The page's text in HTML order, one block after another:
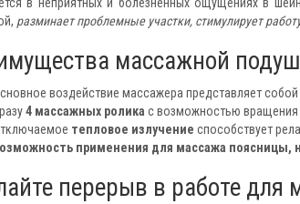
разминает проблемные участки, стимулирует
массажной
воздействие массажера представляет собой
4 массажных ролика с возможностью
тепловое излучение способствует
применения для массажа поясницы,
перерыв в работе для